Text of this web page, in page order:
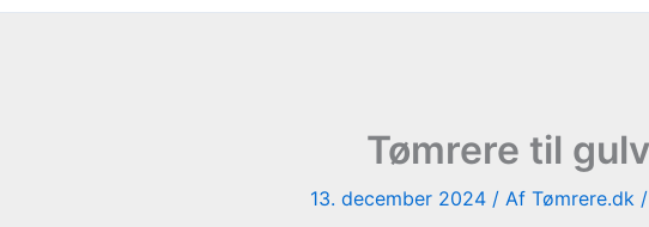
Tømrere til
13. december 2024 / Af Tømrere.dk /